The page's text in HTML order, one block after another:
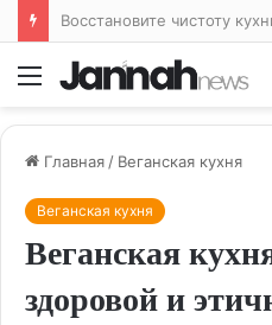
Меню
Главная / Веганская кухня
Веганская кухня
Веганская
здоровой и